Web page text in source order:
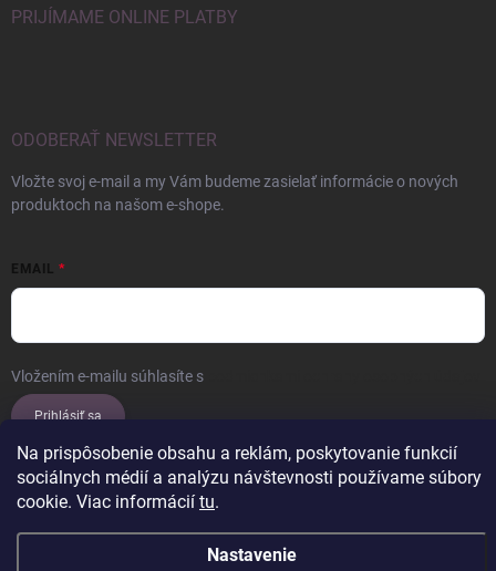
Na prispôsobenie obsahu a reklám, poskytovanie funkcií
sociálnych médií a analýzu návštevnosti používame súbory
cookie. Viac informácií tu.
Nastavenie
PRIJÍMAME ONLINE PLATBY
ODOBERAŤ NEWSLETTER
Vložte svoj e-mail a my Vám budeme zasielať informácie o nových
produktoch na našom e-shope.
EMAIL
Vložením e-mailu súhlasíte s
Prihlásiť sa
cookies